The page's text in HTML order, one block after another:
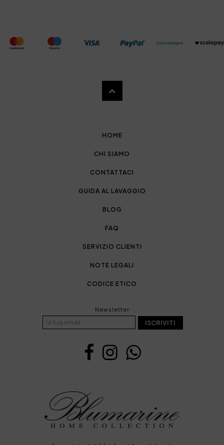
HOME
CHI SIAMO
CONTATTACI
GUIDA AL LAVAGGIO
BLOG
FAQ
SERVIZIO CLIENTI
NOTE LEGALI
CODICE ETICO
Newsletter
ISCRIVITI